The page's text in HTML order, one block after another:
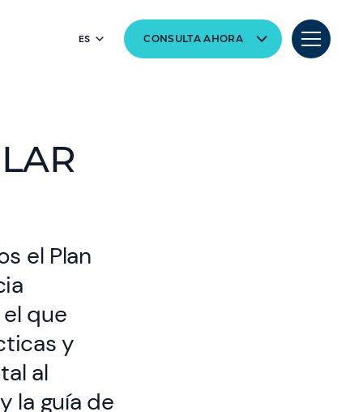
ES CONSULTA AHORA
el Plan
que
y
al
la guía de